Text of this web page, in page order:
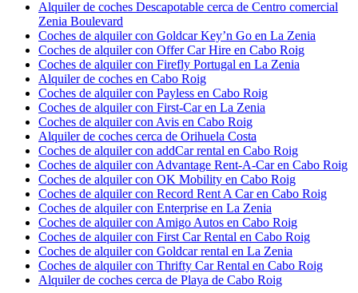
Alquiler de coches Descapotable cerca de Centro comercial
Zenia Boulevard
Coches de alquiler con Goldcar Key’n Go en La Zenia
Coches de alquiler con Offer Car Hire en Cabo Roig
Coches de alquiler con Firefly Portugal en La Zenia
Alquiler de coches en Cabo Roig
Coches de alquiler con Payless en Cabo Roig
Coches de alquiler con First-Car en La Zenia
Coches de alquiler con Avis en Cabo Roig
Alquiler de coches cerca de Orihuela Costa
Coches de alquiler con addCar rental en Cabo Roig
Coches de alquiler con Advantage Rent-A-Car en Cabo Roig
Coches de alquiler con OK Mobility en Cabo Roig
Coches de alquiler con Record Rent A Car en Cabo Roig
Coches de alquiler con Enterprise en La Zenia
Coches de alquiler con Amigo Autos en Cabo Roig
Coches de alquiler con First Car Rental en Cabo Roig
Coches de alquiler con Goldcar rental en La Zenia
Coches de alquiler con Thrifty Car Rental en Cabo Roig
Alquiler de coches cerca de Playa de Cabo Roig